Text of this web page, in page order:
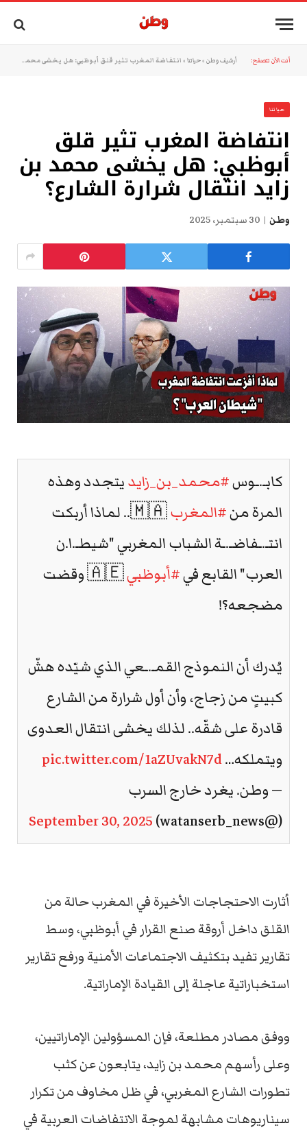
أنت الآن تتصفح: أرشيف وطن »حياتنا » انتفاضة المغرب تثير قلق أبوظبي: هل يخشى محمد بن زايد انتقال شرارة الشارع؟
حياتنا
انتفاضة المغرب تثير قلق
أبوظبي: هل يخشى محمد بن
زايد انتقال شرارة الشارع؟
وطن 30 سبتمبر، 2025
كابـ.ـوس#محمد_بن_زايديتجدد وهذه
المرة من#المغرب
🇲🇦.. لماذا أربكت
انتـ.ـفاضـ.ـة الشباب المغربي "شيطـ.ا.ن
العرب" القابع في#أبوظبي
🇦🇪 وقضت
مضجعه؟!
يُدرك أن النموذج القمـ.ـعي الذي شيّده هشّ
كبيتٍ من زجاج، وأن أول شرارة من الشارع
قادرة على شقّه.. لذلك يخشى انتقال العدوى
ويتملكه…pic.twitter.com/1aZUvakN7d
— وطن. يغرد خارج السرب
(@watanserb_news)
September 30, 2025
أثارت الاحتجاجات الأخيرة في المغرب حالة من
القلق داخل أروقة صنع القرار في أبوظبي، وسط
تقارير تفيد بتكثيف الاجتماعات الأمنية ورفع تقارير
استخباراتية عاجلة إلى القيادة الإماراتية.
ووفق مصادر مطلعة، فإن المسؤولين الإماراتيين،
وعلى رأسهم محمد بن زايد، يتابعون عن كثب
تطورات الشارع المغربي، في ظل مخاوف من تكرار
سيناريوهات مشابهة لموجة الانتفاضات العربية في